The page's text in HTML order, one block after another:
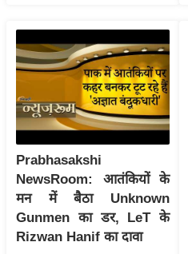
ए
म
आ
र
.
आ
ई
.
चा
Prabhasakshi
NewsRoom: आतंकियों के
मन में बैठा Unknown
Gunmen का डर, LeT के
Rizwan Hanif का दावा